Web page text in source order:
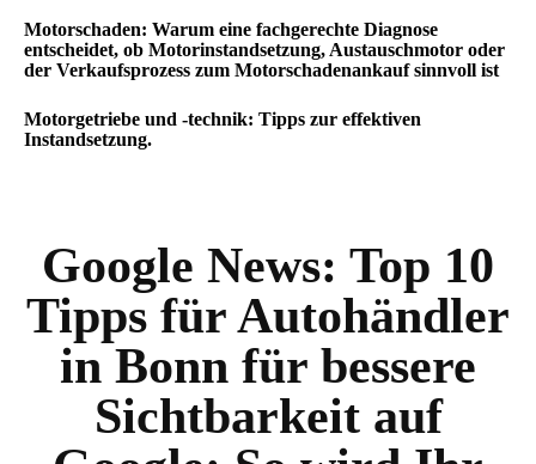
Motorschaden: Warum eine fachgerechte Diagnose
entscheidet, ob Motorinstandsetzung, Austauschmotor oder
der Verkaufsprozess zum Motorschadenankauf sinnvoll ist
Motorgetriebe und -technik: Tipps zur effektiven
Instandsetzung.
Google News: Top 10
Tipps für Autohändler
in Bonn für bessere
Sichtbarkeit auf